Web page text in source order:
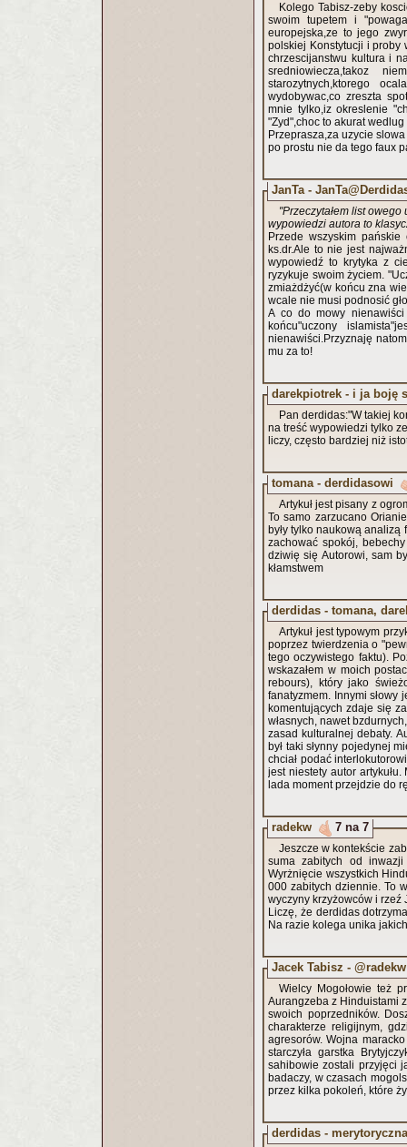
Kolego Tabisz-zeby
swoim tupetem i
europejska,ze to jego
polskiej Konstytucji i proby
chrzescijanstwu kultura i
sredniowiecza,takoz
starozytnych,ktorego
wydobywac,co zreszta
mnie tylko,iz okreslenie
"Zyd",choc to akurat
Przeprasza,za uzycie
po prostu nie da tego faux
JanTa -
"Przeczytałem list
wypowiedzi autora to
Przede wszyskim
ks.dr.Ale to nie jest
wypowiedź to krytyka z
ryzykuje swoim życiem.
zmiażdżyć(w końcu zna
wcale nie musi podnosić
A co do mowy
końcu"uczony
nienawiści.Przyznaję
mu za to!
darekpiotrek - i ja boję
Pan derdidas:"W takiej
na treść wypowiedzi tylko
liczy, często bardziej niż
tomana - derdidasowi
Artykuł jest pisany z
To samo zarzucano
były tylko naukową
zachować spokój,
dziwię się Autorowi, sam
kłamstwem
derdidas - tomana,
Artykuł jest typowym
poprzez twierdzenia o
tego oczywistego faktu).
wskazałem w moich
rebours), który jako
fanatyzmem. Innymi
komentujących zdaje się
własnych, nawet
zasad kulturalnej debaty.
był taki słynny pojedynej
chciał podać
jest niestety autor
lada moment przejdzie do
radekw 7 na 7
Jeszcze w kontekście
suma zabitych od
Wyrżnięcie wszystkich
000 zabitych dziennie. To
wyczyny krzyżowców i rzeź
Liczę, że derdidas
Na razie kolega unika
Jacek Tabisz - @radekw
Wielcy Mogołowie też
Aurangzeba z Hinduistami
swoich poprzedników.
charakterze religijnym,
agresorów. Wojna
starczyła garstka
sahibowie zostali przyjęci
badaczy, w czasach
przez kilka pokoleń, które
derdidas -